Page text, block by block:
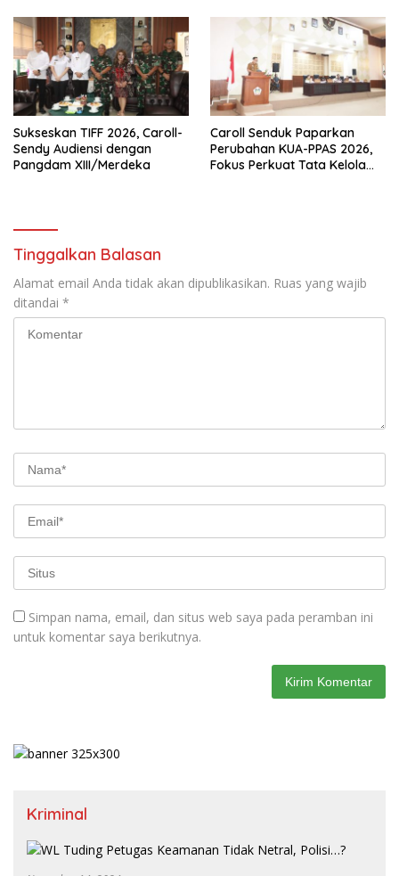
Sukseskan TIFF 2026, Caroll-
Sendy Audiensi dengan
Pangdam XIII/Merdeka
Caroll Senduk Paparkan
Perubahan KUA-PPAS 2026,
Fokus Perkuat Tata Kelola
Tinggalkan Balasan
Alamat email Anda tidak akan dipublikasikan. Ruas yang wajib
ditandai *
Simpan nama, email, dan situs web saya pada peramban ini
untuk komentar saya berikutnya.
Kriminal